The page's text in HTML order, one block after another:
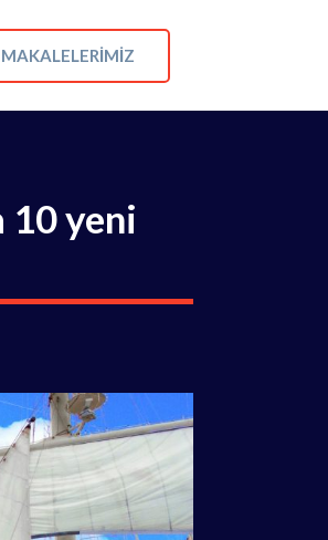
MAKALELERIMIZ
10 yeni